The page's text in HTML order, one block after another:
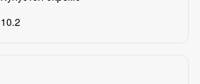
10.2